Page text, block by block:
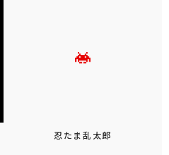
忍たま乱太郎